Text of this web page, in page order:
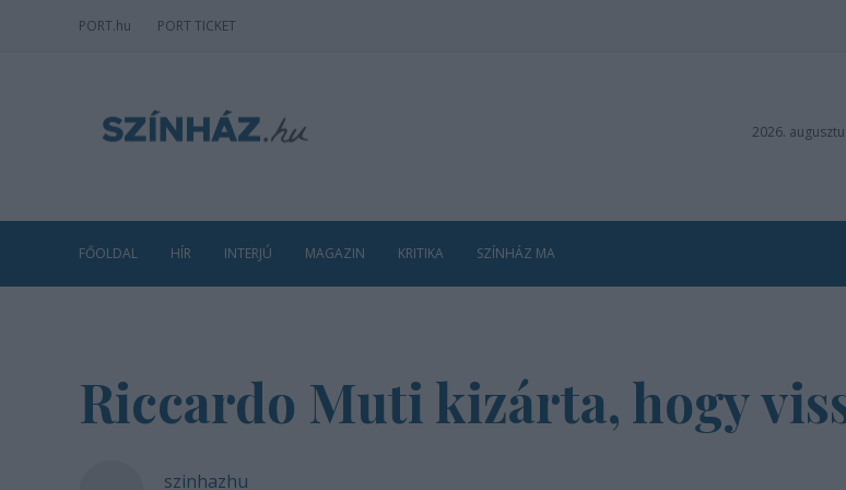
PORT.hu PORT TICKET
2026.
FŐOLDAL HÍR INTERJÚ MAGAZIN KRITIKA SZÍNHÁZ MA
Riccardo Muti kizárta, hogy
szinhazhu